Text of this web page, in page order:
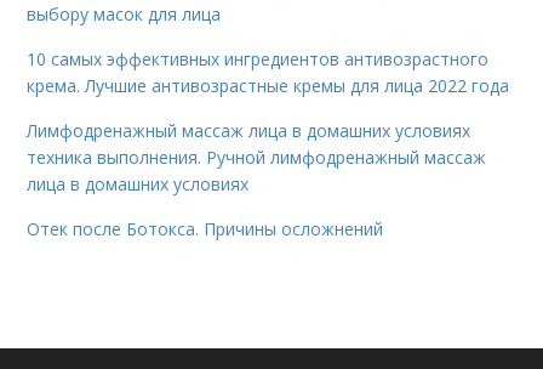
выбору масок для лица
10 самых эффективных ингредиентов антивозрастного
крема. Лучшие антивозрастные кремы для лица 2022 года
Лимфодренажный массаж лица в домашних условиях
техника выполнения. Ручной лимфодренажный массаж
лица в домашних условиях
Отек после Ботокса. Причины осложнений